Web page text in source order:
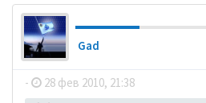
Gad
- 28 фев 2010, 21:38